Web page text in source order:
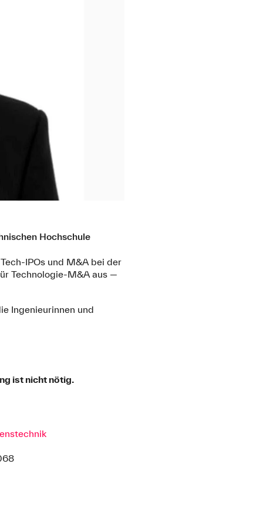
Hochschule
IPOs und M&A bei der
Technologie-M&A aus —
Ingenieurinnen und
ist nicht nötig.